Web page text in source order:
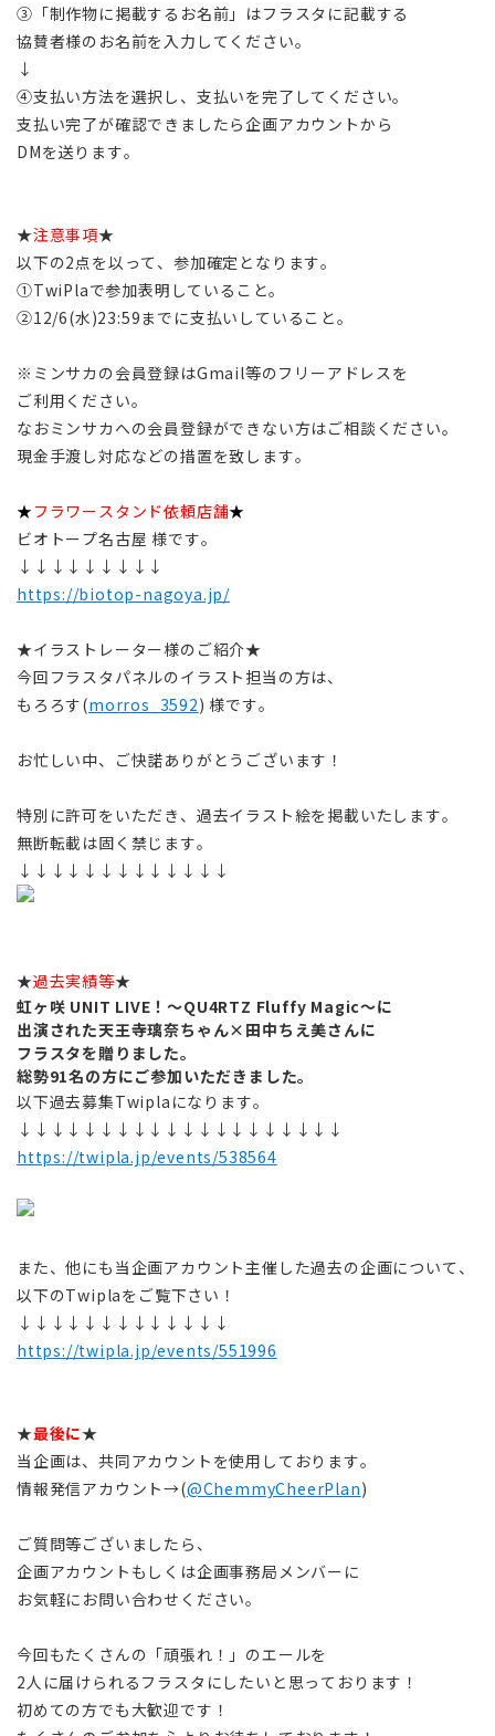
③「制作物に掲載するお名前」はフラスタに記載する
協賛者様のお名前を入力してください。
↓
④支払い方法を選択し、支払いを完了してください。
支払い完了が確認できましたら企画アカウントから
DMを送ります。
★注意事項★
以下の2点を以って、参加確定となります。
①TwiPlaで参加表明していること。
②12/6(水)23:59までに支払いしていること。
※ミンサカの会員登録はGmail等のフリーアドレスを
ご利用ください。
なおミンサカへの会員登録ができない方はご相談ください。
現金手渡し対応などの措置を致します。
★フラワースタンド依頼店舗★
ビオトープ名古屋 様です。
↓↓↓↓↓↓↓↓↓
https://biotop-nagoya.jp/
★イラストレーター様のご紹介★
今回フラスタパネルのイラスト担当の方は、
もろろす(morros_3592) 様です。
お忙しい中、ご快諾ありがとうございます！
特別に許可をいただき、過去イラスト絵を掲載いたします。
無断転載は固く禁じます。
↓↓↓↓↓↓↓↓↓↓↓↓↓
★過去実績等★
虹ヶ咲 UNIT LIVE！～QU4RTZ Fluffy Magic～に
出演された天王寺璃奈ちゃん×田中ちえ美さんに
フラスタを贈りました。
総勢91名の方にご参加いただきました。
以下過去募集Twiplaになります。
↓↓↓↓↓↓↓↓↓↓↓↓↓↓↓↓↓↓↓↓
https://twipla.jp/events/538564
また、他にも当企画アカウント主催した過去の企画について、
以下のTwiplaをご覧下さい！
↓↓↓↓↓↓↓↓↓↓↓↓↓
https://twipla.jp/events/551996
★最後に★
当企画は、共同アカウントを使用しております。
情報発信アカウント→(@ChemmyCheerPlan)
ご質問等ございましたら、
企画アカウントもしくは企画事務局メンバーに
お気軽にお問い合わせください。
今回もたくさんの「頑張れ！」のエールを
2人に届けられるフラスタにしたいと思っております！
初めての方でも大歓迎です！